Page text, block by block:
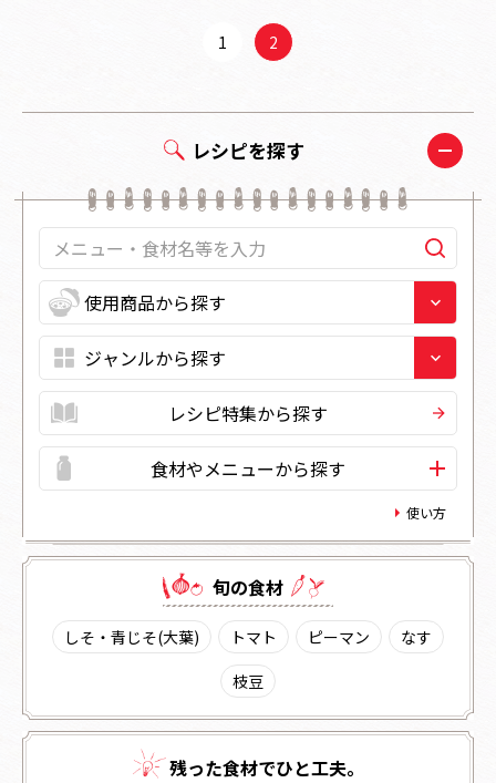
1 2
レシピを探す
レシピ特集から探す
食材やメニューから探す
使い方
旬の⾷材
しそ・青じそ(大葉) トマト ピーマン
なす
枝豆
残った⾷材でひと⼯夫。